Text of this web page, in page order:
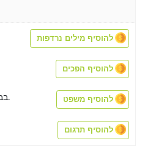
להוסיף מילים נרדפות
להוסיף הפכים
דוגמאות Sabalenka בבית משפט. להוסיף משפט
להוסיף תרגום